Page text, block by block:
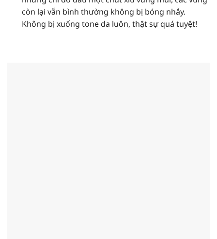
còn lại vẫn bình thường không bị bóng nhẫy.
Không bị xuống tone da luôn, thật sự quá tuyệt!